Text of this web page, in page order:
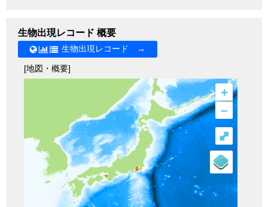
生物出現レコード 概要
生物出現レコード →
[地図・概要]
+
–
⤢